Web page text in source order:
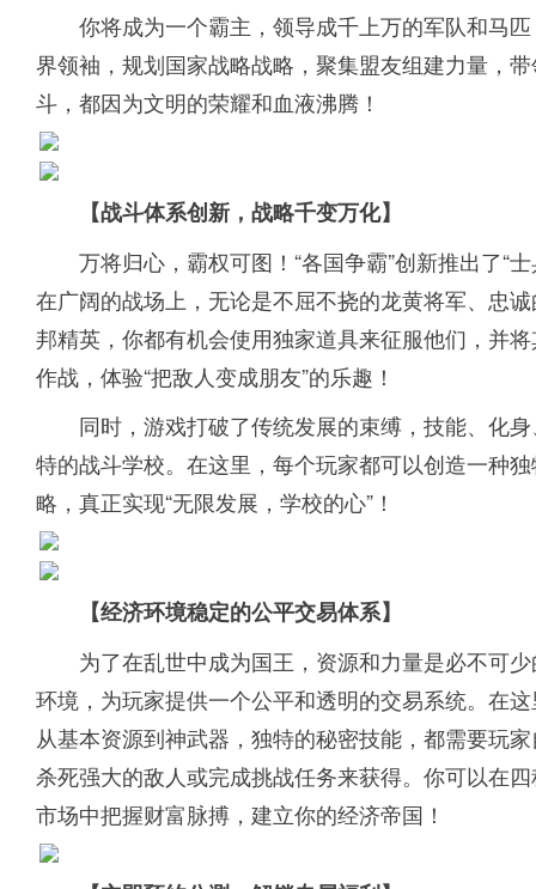
你将成为一个霸主，领导成千上万的军队和马
界领袖，规划国家战略战略，聚集盟友组建力量，
斗，都因为文明的荣耀和血液沸腾！
【战斗体系创新，战略千变万化】
万将归心，霸权可图！“各国争霸”创新推出了“
在广阔的战场上，无论是不屈不挠的龙黄将军、忠
邦精英，你都有机会使用独家道具来征服他们，并
作战，体验“把敌人变成朋友”的乐趣！
同时，游戏打破了传统发展的束缚，技能、化
特的战斗学校。在这里，每个玩家都可以创造一种
略，真正实现“无限发展，学校的心”！
【经济环境稳定的公平交易体系】
为了在乱世中成为国王，资源和力量是必不可
环境，为玩家提供一个公平和透明的交易系统。
从基本资源到神武器，独特的秘密技能，都需要玩
杀死强大的敌人或完成挑战任务来获得。你可以在
市场中把握财富脉搏，建立你的经济帝国！